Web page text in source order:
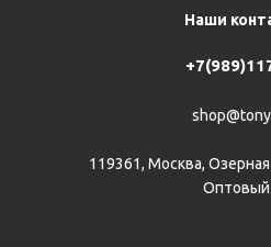
Наши
119361, Москва,